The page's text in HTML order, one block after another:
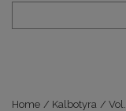
Home / Kalbotyra /